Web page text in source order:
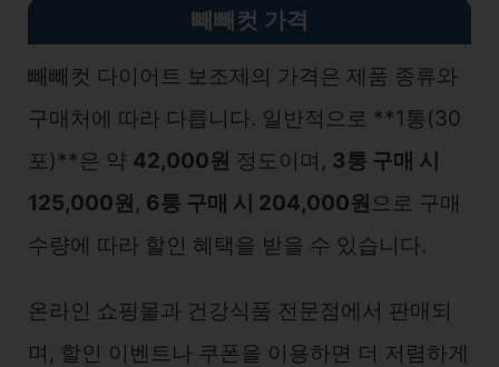
빼빼컷 가격
빼빼컷 다이어트 보조제의 가격은 제품 종류와
구매처에 따라 다릅니다. 일반적으로 **1통(30
포)**은 약 42,000원 정도이며, 3통 구매 시
125,000원, 6통 구매 시 204,000원 으로 구매
수량에 따라 할인 혜택을 받을 수 있습니다​.
온라인 쇼핑몰과 건강식품 전문점에서 판매되
며, 할인 이벤트나 쿠폰을 이용하면 더 저렴하게